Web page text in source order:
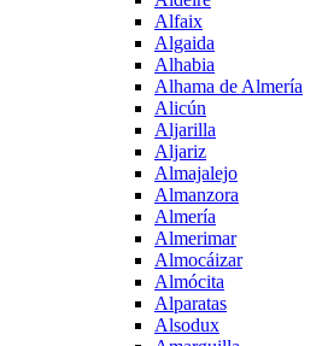
Alfaix
Algaida
Alhabia
Alhama de Almería
Alicún
Aljarilla
Aljariz
Almajalejo
Almanzora
Almería
Almerimar
Almocáizar
Almócita
Alparatas
Alsodux